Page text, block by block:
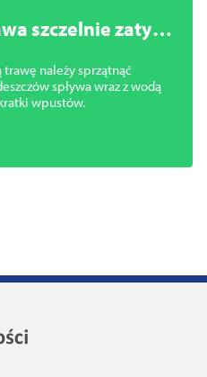
szczelnie zatyka
trawę należy sprzątnąć
spływa wraz z wodą
wpustów.